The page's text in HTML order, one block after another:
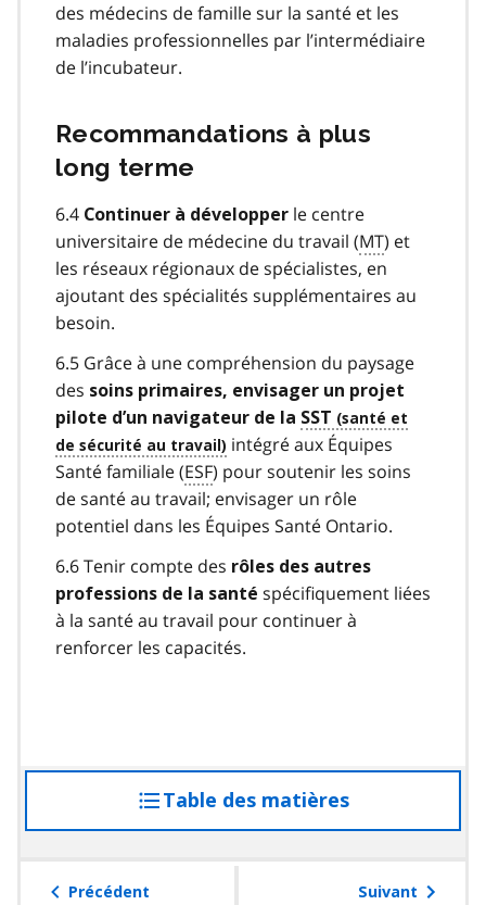
des médecins de famille sur la santé et les
maladies professionnelles par l’intermédiaire
de l’incubateur.
Recommandations à plus
long terme
6.4 Continuer à développer le centre
universitaire de médecine du travail (MT) et
les réseaux régionaux de spécialistes, en
ajoutant des spécialités supplémentaires au
besoin.
6.5 Grâce à une compréhension du paysage
des soins primaires, envisager un projet
pilote d’un navigateur de la SST
intégré aux Équipes
Santé familiale (ESF) pour soutenir les soins
de santé au travail; envisager un rôle
potentiel dans les Équipes Santé Ontario.
6.6 Tenir compte des rôles des autres
professions de la santé spécifiquement liées
à la santé au travail pour continuer à
renforcer les capacités.
Table des matières
à
table
Précédent Suivant